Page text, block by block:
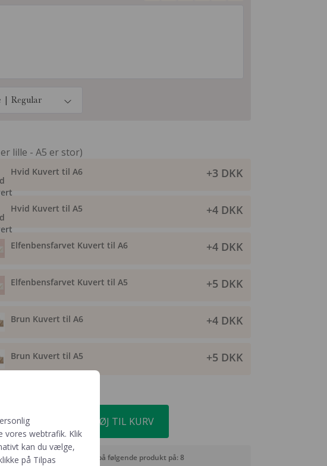
| Regular
+ TILFØJ TIL KURV
Der er et min. bestillinger på følgende produkt på: 8
lille - A5 er stor)
Hvid Kuvert til A6 +3 DKK
Hvid Kuvert til A5 +4 DKK
Elfenbensfarvet Kuvert til A6 +4 DKK
Elfenbensfarvet Kuvert til A5 +5 DKK
Brun Kuvert til A6 +4 DKK
Brun Kuvert til A5 +5 DKK
vores webtrafik. Klik
kan du vælge,
på Tilpas